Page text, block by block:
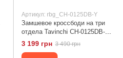
Артикул: rbg_CH-0125DB-Y
Замшевое кроссбоди на три
отдела Tavinchi CH-0125DB-Y
Коричневый
3 199 грн 3 490 грн